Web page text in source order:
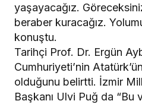
yaşayacağız.
beraber kuracağız.
konuştu.
Tarihçi Prof. Dr. Ergün
Cumhuriyeti’nin
olduğunu belirtti. İzmir
Başkanı Ulvi Puğ da “Bu